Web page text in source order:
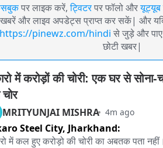
पर लाइक करें, ट्विटर पर फॉलो औरयूट्यूब
खबरें और लाइव अपडेट्स प्राप्त कर सकें| और
https://pinewz.com/hindi से जुड़े और पाए
छोटी खबर|
में करोड़ों की चोरी: एक घर से
MRITYUNJAI MISHRA 4m ago
Steel City, Jharkhand:
में कल हुए करोड़ो की चोरी का अबतक पता